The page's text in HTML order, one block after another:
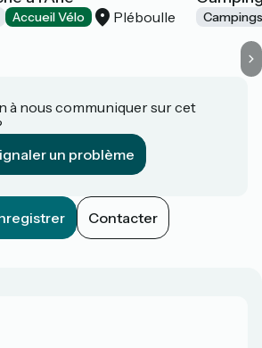
Accueil Vélo Pléboulle
à nous communiquer sur cet
un problème
Contacter